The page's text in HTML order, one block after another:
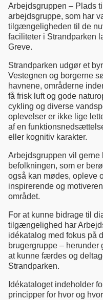
Arbejdsgruppen – Plads
arbejdsgruppe, som har
tilgængeligheden til de
faciliteter i Strandparken
Greve.
Strandparken udgør et
Vestegnen og borgerne
havnene, områderne
få frisk luft og gode
cykling og diverse
oplevelser er ikke lige
af en
eller kognitiv karakter.
Arbejdsgruppen vil gerne
befolkningen, som er
også kan mødes, opleve
inspirerende og
området.
For at kunne bidrage til
tilgængelighed har
idékatalog med fokus på
brugergruppe –
at kunne færdes og
Strandparken.
Idékataloget indeholder
principper for hvor og